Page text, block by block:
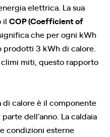
elettrica. La sua
il COP (Coefficient of
che per ogni kWh
3 kWh di calore.
miti, questo rapporto
di calore è il componente
dell’anno. La caldaia
condizioni esterne